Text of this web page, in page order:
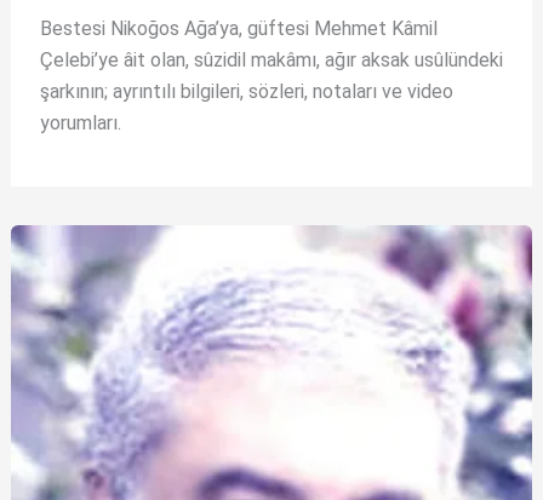
Bestesi Nikoğos Ağa’ya, güftesi Mehmet Kâmil
Çelebi’ye âit olan, sûzidil makâmı, ağır aksak usûlündeki
şarkının; ayrıntılı bilgileri, sözleri, notaları ve video
yorumları.